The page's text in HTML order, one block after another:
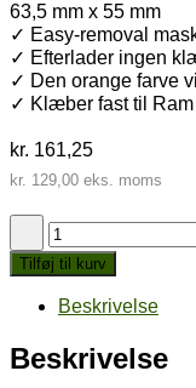
63,5 mm x 55 mm
✓ Easy-removal
✓ Efterlader ingen
✓ Den orange farve
✓ Klæber fast til
kr. 161,25
kr. 129,00 eks. moms
Edge
Tape™
14
antal
Tilføj til kurv
Beskrivelse
Beskrivelse